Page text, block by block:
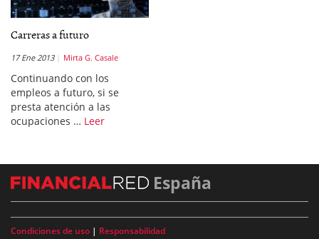
Carreras a futuro
17 Ene 2013 Mirta G. Casale
Continuando con los
empleos a futuro, si se
presta atención a las
ocupaciones … Leer
España
Condiciones de uso | Responsabilidad